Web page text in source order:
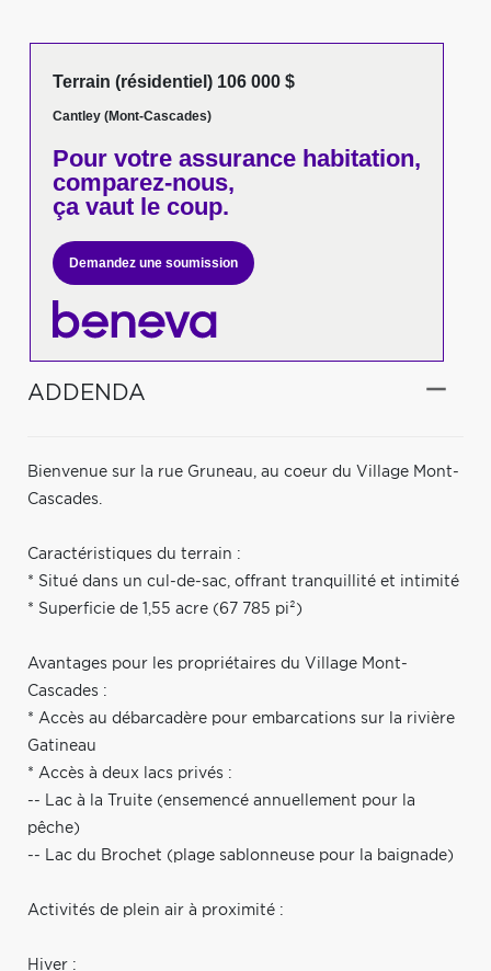
Terrain (résidentiel) 106 000 $
Cantley (Mont-Cascades)
Pour votreassurance habitation,
comparez-nous,
ça vaut le coup.
Demandez une soumission
ADDENDA
Bienvenue sur la rue Gruneau, au coeur du Village Mont-
Cascades.
Caractéristiques du terrain :
* Situé dans un cul-de-sac, offrant tranquillité et intimité
* Superficie de 1,55 acre (67 785 pi²)
Avantages pour les propriétaires du Village Mont-
Cascades :
* Accès au débarcadère pour embarcations sur la rivière
Gatineau
* Accès à deux lacs privés :
-- Lac à la Truite (ensemencé annuellement pour la
pêche)
-- Lac du Brochet (plage sablonneuse pour la baignade)
Activités de plein air à proximité :
Hiver :